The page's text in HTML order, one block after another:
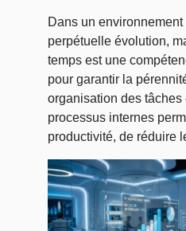
Dans un
perpétuelle évolution,
temps est une
pour garantir la
organisation des tâches
processus internes
productivité, de réduire